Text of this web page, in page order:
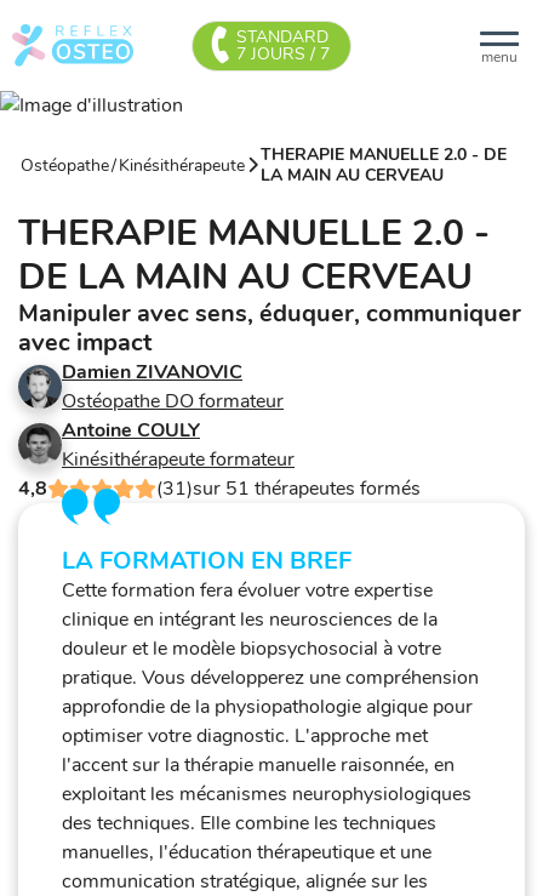
menu
STANDARD
7 JOURS / 7
Ostéopathe/Kinésithérapeute
THERAPIE MANUELLE 2.0 - DE
LA MAIN AU CERVEAU
THERAPIE MANUELLE 2.0 -
DE LA MAIN AU CERVEAU
Manipuler avec sens, éduquer, communiquer
avec impact
Damien ZIVANOVIC
Ostéopathe DO formateur
Antoine COULY
Kinésithérapeute formateur
4,8
(31)sur 51 thérapeutes formés
LA FORMATION EN BREF
Cette formation fera évoluer votre expertise
clinique en intégrant les neurosciences de la
douleur et le modèle biopsychosocial à votre
pratique. Vous développerez une compréhension
approfondie de la physiopathologie algique pour
optimiser votre diagnostic. L'approche met
l'accent sur la thérapie manuelle raisonnée, en
exploitant les mécanismes neurophysiologiques
des techniques. Elle combine les techniques
manuelles, l'éducation thérapeutique et une
communication stratégique, alignée sur les